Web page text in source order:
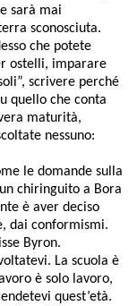
sarà mai
sconosciuta.
che potete
ostelli, imparare
scrivere perché
quello che conta
maturità,
nessuno:
le domande sulla
chiringuito a Bora
è aver deciso
dai conformismi.
Byron.
La scuola è
è solo lavoro,
quest’età.